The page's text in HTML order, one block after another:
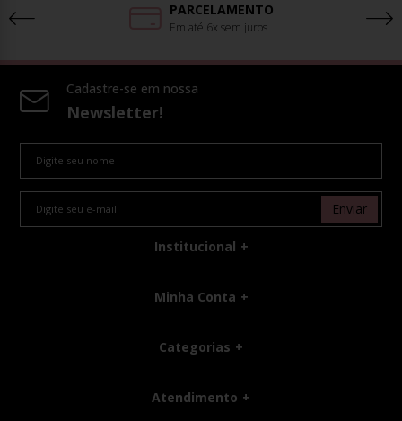
PARCELAMENTO
Em até 6x sem juros
Cadastre-se em nossa
Newsletter!
Enviar
Institucional
Minha Conta
Categorias
Atendimento